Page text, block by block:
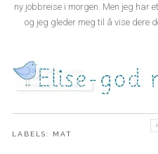
ny jobbreise i morgen. Men jeg har
og jeg gleder meg til å vise dere
LABELS: MAT